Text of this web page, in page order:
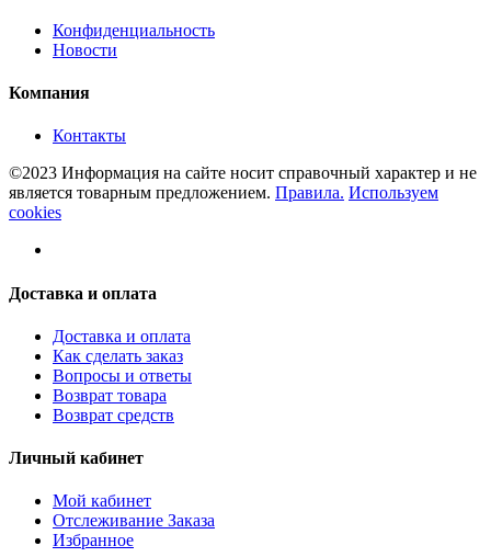
Конфиденциальность
Новости
Компания
Контакты
©2023 Информация на сайте носит справочный характер и не
является товарным предложением. Правила. Используем
cookies
Доставка и оплата
Доставка и оплата
Как сделать заказ
Вопросы и ответы
Возврат товара
Возврат средств
Личный кабинет
Мой кабинет
Отслеживание Заказа
Избранное